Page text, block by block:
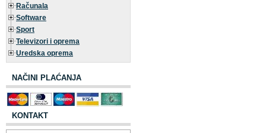
Računala
Software
Sport
Televizori i oprema
Uredska oprema
NAČINI PLAĆANJA
KONTAKT